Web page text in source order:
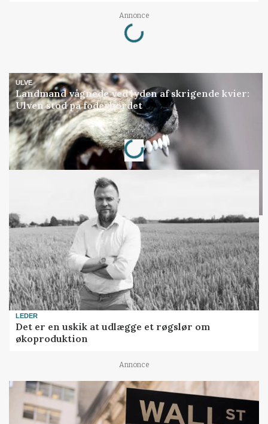
Annonce
Loading...
ULVE
Landmand vågnede ved lyden af skrigende kvier:
Ulven stod på foderbordet
Annonce
Loading...
LEDER
Det er en uskik at udlægge et røgslør om
økoproduktion
Annonce